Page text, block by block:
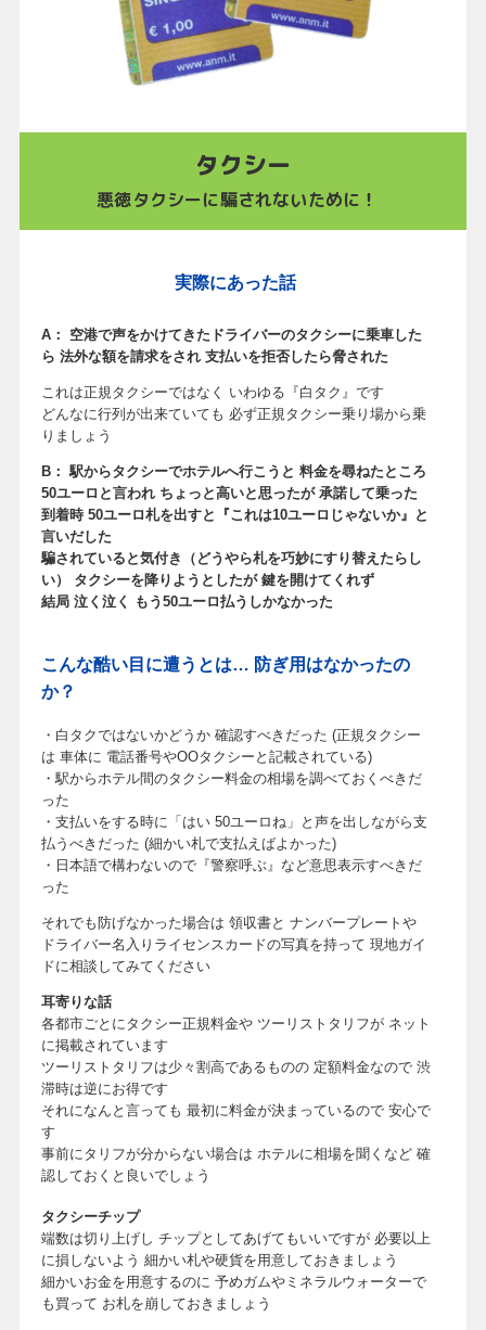
タクシー
悪徳タクシーに騙されないために！
実際にあった話
A： 空港で声をかけてきたドライバーのタクシーに乗車した
ら 法外な額を請求をされ 支払いを拒否したら脅された
これは正規タクシーではなく いわゆる『白タク』です
どんなに行列が出来ていても 必ず正規タクシー乗り場から乗
りましょう
B： 駅からタクシーでホテルへ行こうと 料金を尋ねたところ
50ユーロと言われ ちょっと高いと思ったが 承諾して乗った
到着時 50ユーロ札を出すと『これは10ユーロじゃないか』と
言いだした
騙されていると気付き
（どうやら札を巧妙にすり替えたらし
い）
タクシーを降りようとしたが 鍵を開けてくれず
結局 泣く泣く もう50ユーロ払うしかなかった
こんな酷い目に遭うとは… 防ぎ用はなかったの
か？
・白タクではないかどうか 確認すべきだった (正規タクシー
は 車体に 電話番号やOOタクシーと記載されている)
・駅からホテル間のタクシー料金の相場を調べておくべきだ
った
・支払いをする時に「はい 50ユーロね」と声を出しながら支
払うべきだった (細かい札で支払えばよかった)
・日本語で構わないので『警察呼ぶ』など意思表示すべきだ
った
それでも防げなかった場合は 領収書と ナンバープレートや
ドライバー名入りライセンスカードの写真を持って 現地ガイ
ドに相談してみてください
耳寄りな話
各都市ごとにタクシー正規料金や ツーリストタリフが ネット
に掲載されています
ツーリストタリフは少々割高であるものの 定額料金なので 渋
滞時は逆にお得です
それになんと言っても 最初に料金が決まっているので 安心で
す
事前にタリフが分からない場合は ホテルに相場を聞くなど 確
認しておくと良いでしょう
タクシーチップ
端数は切り上げし チップとしてあげてもいいですが 必要以上
に損しないよう 細かい札や硬貨を用意しておきましょう
細かいお金を用意するのに 予めガムやミネラルウォーターで
も買って お札を崩しておきましょう